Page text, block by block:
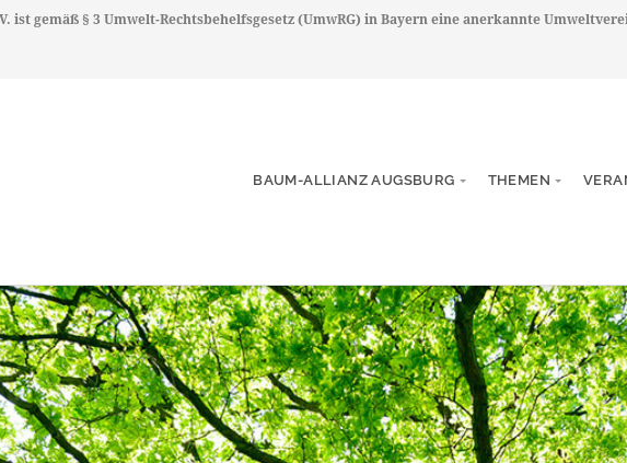
ist gemäß § 3 Umwelt-Rechtsbehelfsgesetz (UmwRG) in Bayern eine anerkannte
BAUM-ALLIANZ AUGSBURG THEMEN